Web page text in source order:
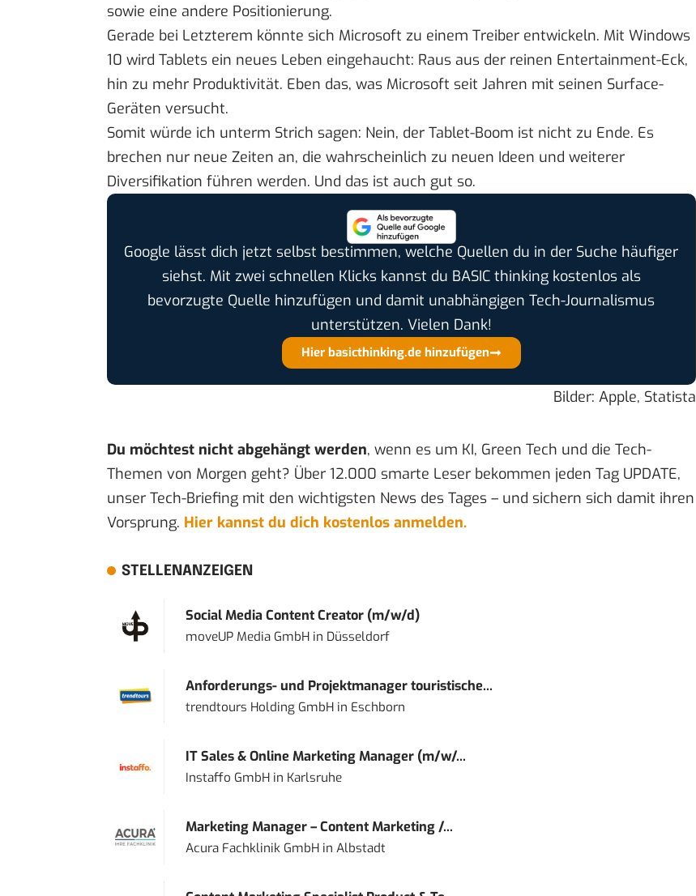
sowie eine andere Positionierung.
Gerade bei Letzterem könnte sich Microsoft zu einem Treiber entwickeln. Mit Windows
10 wird Tablets ein neues Leben eingehaucht: Raus aus der reinen Entertainment-Eck,
hin zu mehr Produktivität. Eben das, was Microsoft seit Jahren mit seinen Surface-
Geräten versucht.
Somit würde ich unterm Strich sagen: Nein, der Tablet-Boom ist nicht zu Ende. Es
brechen nur neue Zeiten an, die wahrscheinlich zu neuen Ideen und weiterer
Diversifikation führen werden. Und das ist auch gut so.
Google lässt dich jetzt selbst bestimmen, welche Quellen du in der Suche häufiger
siehst. Mit zwei schnellen Klicks kannst du BASIC thinking kostenlos als
bevorzugte Quelle hinzufügen und damit unabhängigen Tech-Journalismus
unterstützen. Vielen Dank!
Hier basicthinking.de hinzufügen
Bilder: Apple, Statista
Du möchtest nicht abgehängt werden, wenn es um KI, Green Tech und die Tech-
Themen von Morgen geht? Über 12.000 smarte Leser bekommen jeden Tag UPDATE,
unser Tech-Briefing mit den wichtigsten News des Tages – und sichern sich damit ihren
Vorsprung. Hier kannst du dich kostenlos anmelden.
STELLENANZEIGEN
Social Media Content Creator (m/w/d)
moveUP Media GmbHin Düsseldorf
Anforderungs- und Projektmanager touristische...
trendtours Holding GmbHin Eschborn
IT Sales & Online Marketing Manager (m/w/...
Instaffo GmbHin Karlsruhe
Marketing Manager – Content Marketing /...
Acura Fachklinik GmbHin Albstadt